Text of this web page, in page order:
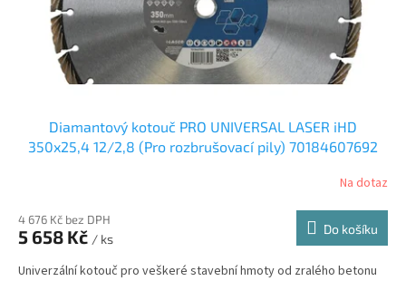
Diamantový kotouč PRO UNIVERSAL LASER iHD
350x25,4 12/2,8 (Pro rozbrušovací pily) 70184607692
Na dotaz
4 676 Kč bez DPH
5 658 Kč / ks
Do košíku
Univerzální kotouč pro veškeré stavební hmoty od zralého betonu